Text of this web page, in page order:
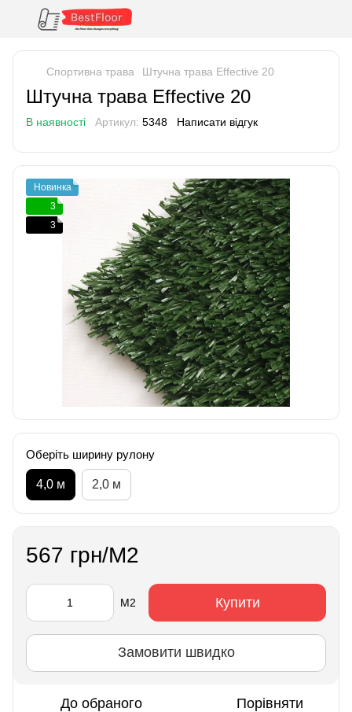
Спортивна трава Штучна трава Effective 20
Штучна трава Effective 20
В наявності Артикул: 5348 Написати відгук
Новинка
3
3
Оберіть ширину рулону
4,0 м 2,0 м
567 грн/М2
М2 Купити
Замовити швидко
До обраного Порівняти